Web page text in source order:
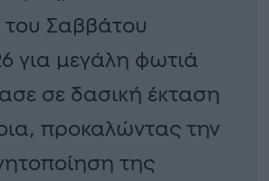
του Σαββάτου
για μεγάλη φωτιά
σε δασική έκταση
προκαλώντας την
της